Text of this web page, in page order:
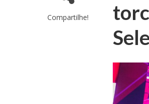
Compartilhe!